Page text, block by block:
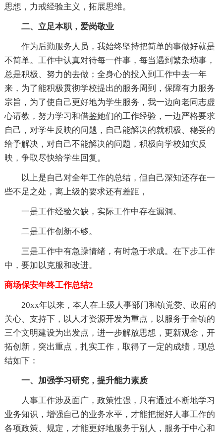
思想，力戒经验主义，拓展思维。
二、立足本职，爱岗敬业
作为后勤服务人员，我始终坚持把简单的事做好就是
不简单。工作中认真对待每一件事，每当遇到繁杂琐事，
总是积极、努力的去做；全身心的投入到工作中去一年
来，为了能积极贯彻学校提出的服务周到，保障有力服务
宗旨，为了使自己更好地为学生服务，我一边向老同志虚
心请教，努力学习和借鉴她们的工作经验，一边严格要求
自己，对学生反映的问题，自己能解决的就积极、稳妥的
给予解决，对自己不能解决的问题，积极向学校如实反
映，争取尽快给学生回复。
以上是自己对全年工作的总结，但自己深知还存在一
些不足之处，离上级的要求还有差距，
一是工作经验欠缺，实际工作中存在漏洞。
二是工作创新不够。
三是工作中有急躁情绪，有时急于求成。在下步工作
中，要加以克服和改进。
商场保安年终工作总结2
20xx年以来，本人在上级人事部门和镇党委、政府的
关心、支持下，以人才资源开发为重点，以服务于全镇的
三个文明建设为出发点，进一步解放思想，更新观念，开
拓创新，突出重点，扎实工作，取得了一定的成绩，现总
结如下：
一、加强学习研究，提升能力素质
人事工作涉及面广，政策性强，只有通过不断地学习
业务知识，增强自己的业务水平，才能把握好人事工作的
各项政策、规定，才能更好地服务于别人，服务于中心和